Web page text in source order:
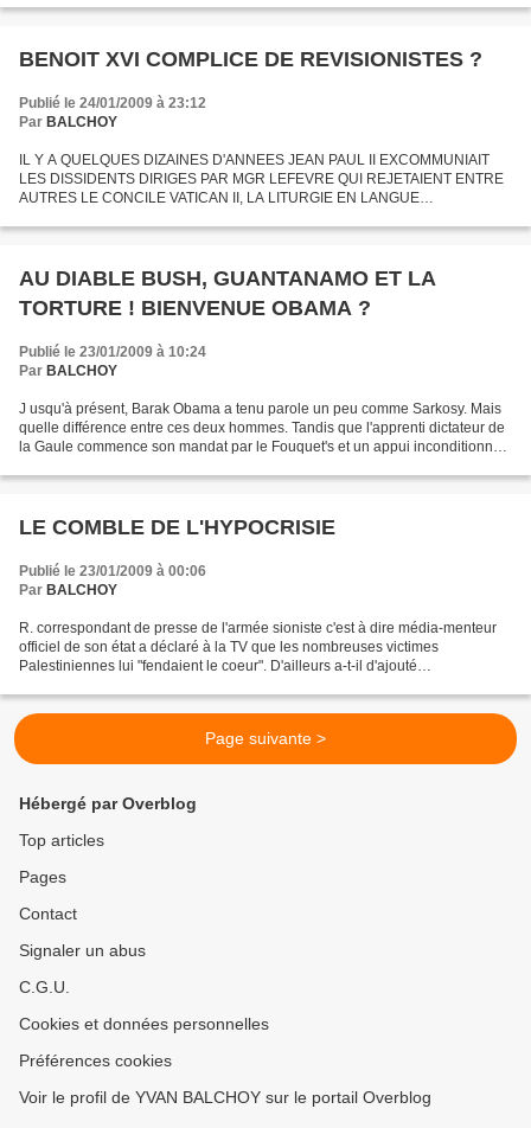
BENOIT XVI COMPLICE DE REVISIONISTES ?
Publié le 24/01/2009 à 23:12
Par BALCHOY
IL Y A QUELQUES DIZAINES D'ANNEES JEAN PAUL II EXCOMMUNIAIT
LES DISSIDENTS DIRIGES PAR MGR LEFEVRE QUI REJETAIENT ENTRE
AUTRES LE CONCILE VATICAN II, LA LITURGIE EN LANGUE
DROITE COMME LE COLONIALISME....
AU DIABLE BUSH, GUANTANAMO ET LA
TORTURE ! BIENVENUE OBAMA ?
Publié le 23/01/2009 à 10:24
Par BALCHOY
J usqu'à présent, Barak Obama a tenu parole un peu comme Sarkosy. Mais
quelle différence entre ces deux hommes. Tandis que l'apprenti dictateur de
la Gaule commence son mandat par le Fouquet's et un appui inconditionnel
LE COMBLE DE L'HYPOCRISIE
Publié le 23/01/2009 à 00:06
Par BALCHOY
R. correspondant de presse de l'armée sioniste c'est à dire média-menteur
officiel de son état a déclaré à la TV que les nombreuses victimes
Palestiniennes lui "fendaient le coeur". D'ailleurs a-t-il d'ajouté
Page suivante >
Hébergé par Overblog
Top articles
Pages
Contact
Signaler un abus
C.G.U.
Cookies et données personnelles
Préférences cookies
Voir le profil de YVAN BALCHOY sur le portail Overblog